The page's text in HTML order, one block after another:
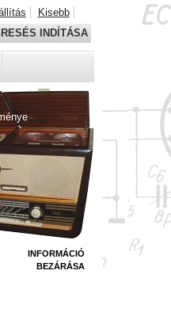
Kisebb
INDÍTÁSA
INFORMÁCIÓ
BEZÁRÁSA